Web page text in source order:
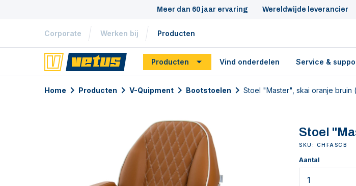
Meer dan 60 jaar ervaring Wereldwijde leverancier
Corporate Werken bij Producten
Producten Vind onderdelen Service &
Home Producten V-Quipment Bootstoelen Stoel "Master", skai oranje bruin
Stoel
SKU: CHFASCB
Aantal